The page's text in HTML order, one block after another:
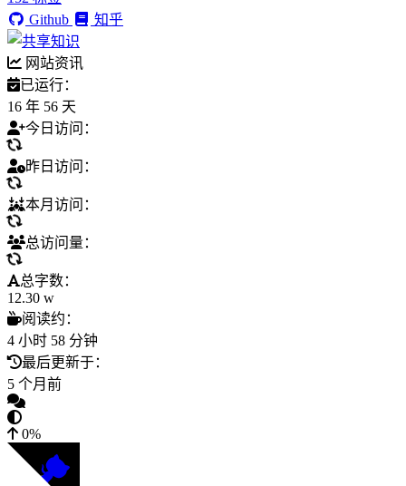
Github
知乎
网站资讯
已运行：
16 年 56 天
今日访问：
昨日访问：
本月访问：
总访问量：
总字数：
12.30 w
阅读约：
4 小时 58 分钟
最后更新于：
5 个月前
0%